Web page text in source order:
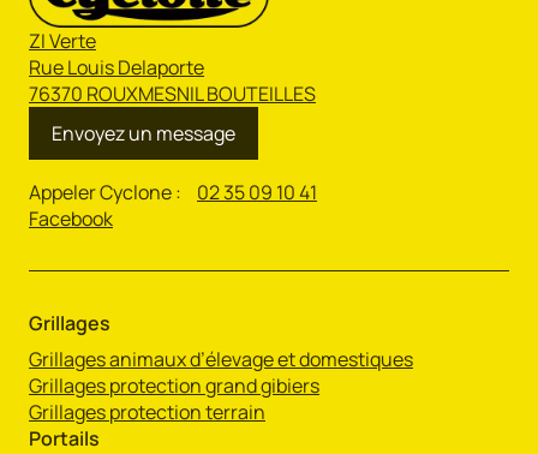
ZI Verte
Rue Louis Delaporte
76370 ROUXMESNIL BOUTEILLES
Envoyez un message
Appeler Cyclone : 02 35 09 10 41
Facebook
Grillages
Grillages animaux d’élevage et domestiques
Grillages protection grand gibiers
Grillages protection terrain
Portails